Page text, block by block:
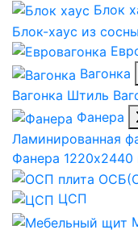
Блок
Блок-хаус из сосны
Вагонка
Вагонка Штиль
Фанера
Ламинированная
Фанера
ЦСП